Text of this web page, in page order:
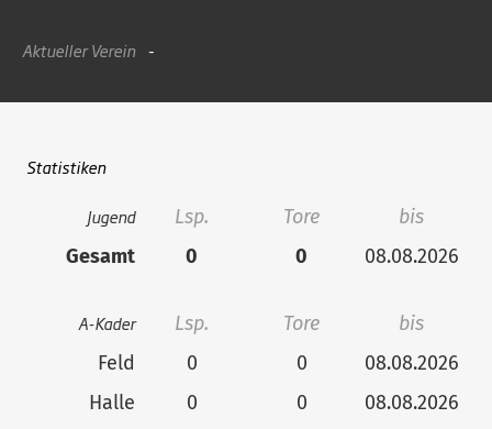
Aktueller Verein -
Statistiken
Jugend Lsp. Tore
bis
Gesamt
0 0 08.08.2026
A-Kader Lsp. Tore
bis
Feld
0 0
08.08.2026
Halle
0 0
08.08.2026